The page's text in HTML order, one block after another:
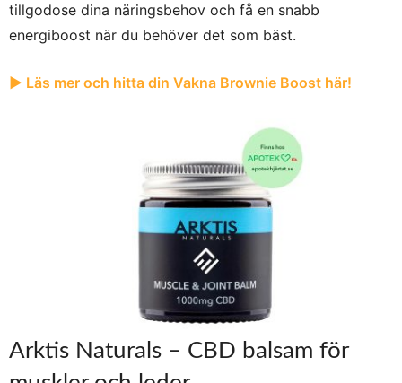
tillgodose dina näringsbehov och få en snabb
energiboost när du behöver det som bäst.
► Läs mer och hitta din Vakna Brownie Boost här!
Arktis Naturals – CBD balsam för